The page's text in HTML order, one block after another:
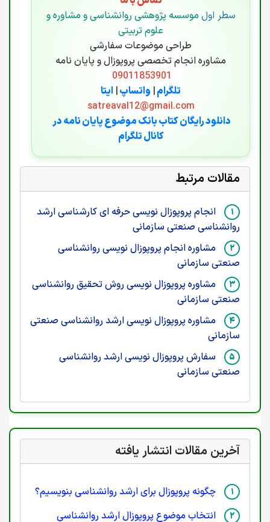
سطر اول موسسه پژوهشی روانشناسی و مشاوره و
علوم تربیتی
طراحی موضوعات سفارشی
مشاوره انجام تخصصی پروپوزال و پایان نامه
09011853901
تلگرام| واتساپ| ایتا
satreaval12@gmail.com
دانلود رایگان کتاب بانک موضوع پایان نامه در
کانال تلگرام
مقالات مرتبط
انجام پروپوزال نویسی حرفه ای کارشناسی ارشد
روانشناسی صنعتی سازمانی
مشاوره انجام پروپوزال نویسی روانشناسی
صنعتی سازمانی
مشاوره پروپوزال نویسی روش تحقیق روانشناسی
صنعتی سازمانی
مشاوره پروپوزال نویسی ارشد روانشناسی صنعتی
سازمانی
سفارش پروپوزال نویسی ارشد روانشناسی
صنعتی سازمانی
آخرین مقالات انتشار یافته
چگونه پروپوزال برای ارشد روانشناسی بنویسیم؟
انتخاب موضوع پروپوزال ارشد روانشناسی